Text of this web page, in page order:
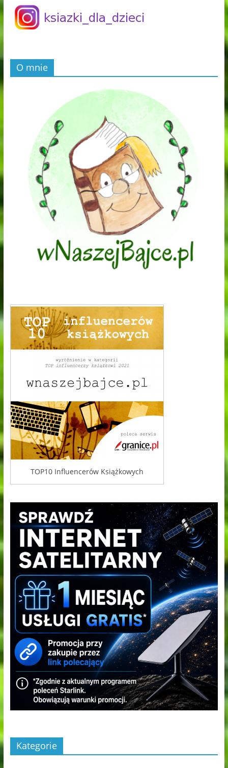
O mnie
TOP10 Influencerów Książkowych
Kategorie